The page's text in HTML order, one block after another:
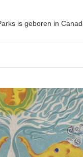
is geboren in